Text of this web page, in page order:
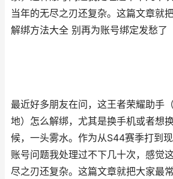
当年的无尽之刃还复杂。这篇文章就
解绑方法大全 别再为账号绑定发愁了
最近好多朋友在问，这王者荣耀助手
地）怎么解绑，尤其是换手机或者想
候，一头雾水。作为从S44赛季打到
账号问题我处理过不下几十次，感觉
尽之刃还复杂。这篇文章就把大家最